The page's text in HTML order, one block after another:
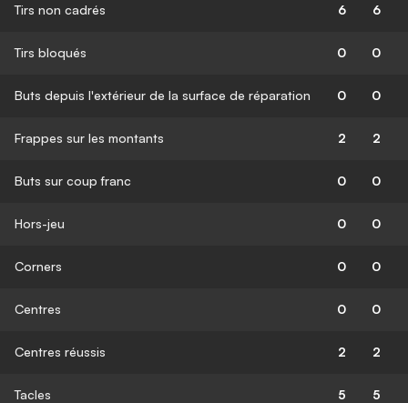
Tirs non cadrés 6 6
Tirs bloqués 0 0
Buts depuis l'extérieur de la surface de réparation 0 0
Frappes sur les montants 2 2
Buts sur coup franc 0 0
Hors-jeu 0 0
Corners 0 0
Centres 0 0
Centres réussis 2 2
Tacles 5 5